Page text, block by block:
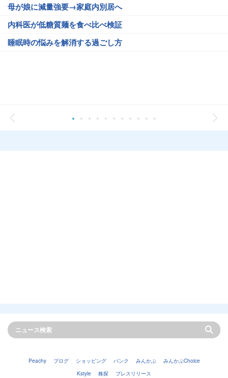
母が娘に減量強要→家庭内別居へ
内科医が低糖質麺を食べ比べ検証
睡眠時の悩みを解消する過ごし方
Peachy ブログ ショッピング バンク みんかぶ
みんかぶChoice
Kstyle
株探 プレスリリース